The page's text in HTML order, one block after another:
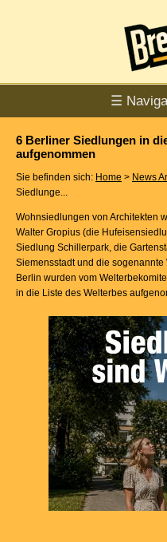
☰
6 Berliner Siedlungen in
aufgenommen
Sie befinden sich: Home > News
Siedlunge...
Wohnsiedlungen von Architekten
Walter Gropius (die
Siedlung Schillerpark, die
Siemensstadt und die
Berlin wurden vom
in die Liste des Welterbes